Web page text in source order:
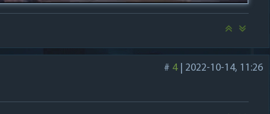
# 4| 2022-10-14, 11:26